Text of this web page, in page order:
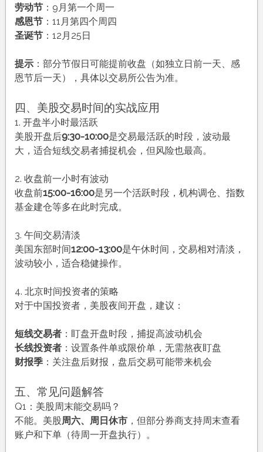
劳动节：9月第一个周一
感恩节：11月第四个周四
圣诞节：12月25日
提示：部分节假日可能提前收盘（如独立日前一天、感
恩节后一天），具体以交易所公告为准。
四、美股交易时间的实战应用
1. 开盘半小时最活跃
美股开盘后9:30-10:00是交易最活跃的时段，波动最
大，适合短线交易者捕捉机会，但风险也最高。
2. 收盘前一小时有波动
收盘前15:00-16:00是另一个活跃时段，机构调仓、指数
基金建仓等多在此时完成。
3. 午间交易清淡
美国东部时间12:00-13:00是午休时间，交易相对清淡，
波动较小，适合稳健操作。
4. 北京时间投资者的策略
对于中国投资者，美股夜间开盘，建议：
短线交易者：盯盘开盘时段，捕捉高波动机会
长线投资者：设置条件单或限价单，无需熬夜盯盘
财报季：关注盘后财报，盘后交易可能带来机会
五、常见问题解答
Q1：美股周末能交易吗？
不能。美股周六、周日休市，但部分券商支持周末查看
账户和下单（待周一开盘执行）。